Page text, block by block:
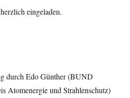
eingeladen.
durch Edo Günther (BUND
Atomenergie und Strahlenschutz)